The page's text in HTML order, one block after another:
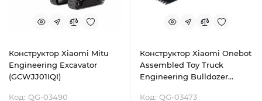
Конструктор Xiaomi Mitu
Engineering Excavator
(GCWJJ01IQI)
Код: QG-03490
Конструктор Xiaomi Onebot
Assembled Toy Truck
Engineering Bulldozer
Код: QG-03473